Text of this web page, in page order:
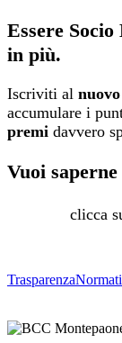
Essere
in più.
Iscriviti al
accumulare i
premi davvero
Vuoi
clicca
Trasparenza